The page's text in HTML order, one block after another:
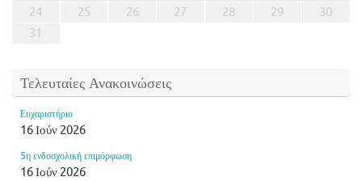
24
25 26 27 28 29
30
31
Τελευταίες Ανακοινώσεις
Ευχαριστήριο
16 Ιούν 2026
5η ενδοσχολική επιμόρφωση
16 Ιούν 2026